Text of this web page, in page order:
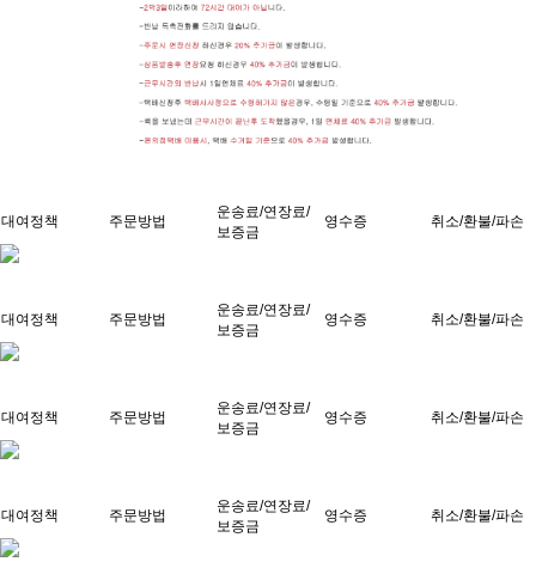
대여정책 주문방법
운송료/연장료/
보증금
영수증 취소/환불/파손
대여정책 주문방법
운송료/연장료/
보증금
영수증 취소/환불/파손
대여정책 주문방법
운송료/연장료/
보증금
영수증 취소/환불/파손
대여정책 주문방법
운송료/연장료/
보증금
영수증 취소/환불/파손